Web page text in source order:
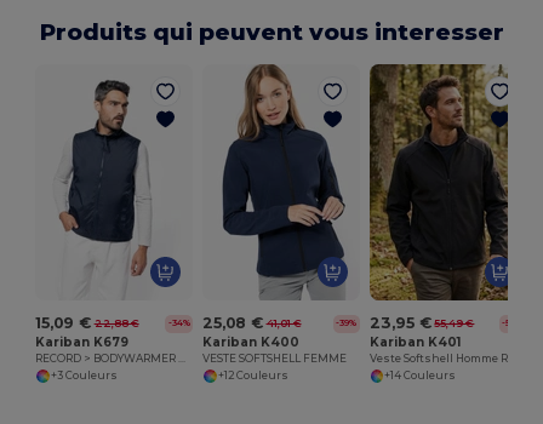
Produits qui peuvent vous interesser
15,09 € 22,88 € -34%
Kariban K679
+3 Couleurs
25,08 € 41,01 € -39%
Kariban K400
VESTE SOFTSHELL FEMME
+12 Couleurs
23,95 € 55,49 € -57%
Kariban K401
+14 Couleurs